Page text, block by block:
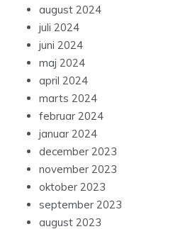
august 2024
juli 2024
juni 2024
maj 2024
april 2024
marts 2024
februar 2024
januar 2024
december 2023
november 2023
oktober 2023
september 2023
august 2023